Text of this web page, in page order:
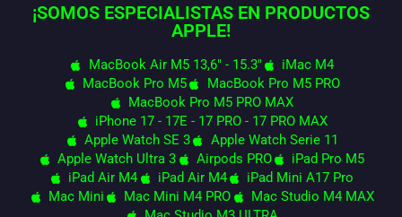
¡SOMOS ESPECIALISTAS EN PRODUCTOS
APPLE!
MacBook Air M5 13,6" - 15.3"
iMac M4
MacBook Pro M5
MacBook Pro M5 PRO
MacBook Pro M5 PRO MAX
iPhone 17 - 17E - 17 PRO - 17 PRO MAX
Apple Watch SE 3
Apple Watch Serie 11
Apple Watch Ultra 3
Airpods PRO
iPad Pro M5
iPad Air M4
iPad Air M4
iPad Mini A17 Pro
Mac Mini
Mac Mini M4 PRO
Mac Studio M4 MAX